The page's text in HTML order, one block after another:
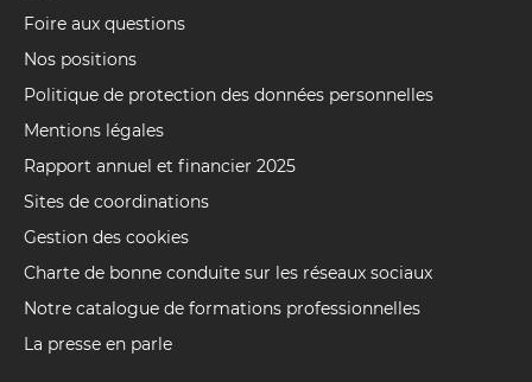
Foire aux questions
Nos positions
Politique de protection des données personnelles
Mentions légales
Rapport annuel et financier 2025
Sites de coordinations
Gestion des cookies
Charte de bonne conduite sur les réseaux sociaux
Notre catalogue de formations professionnelles
La presse en parle